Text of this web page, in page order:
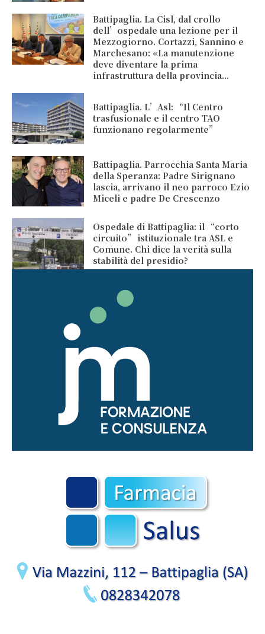
Battipaglia. La Cisl, dal crollo
dell’ospedale una lezione per il
Mezzogiorno. Cortazzi, Sannino e
Marchesano: «La manutenzione
deve diventare la prima
infrastruttura della provincia...
Battipaglia. L’Asl: “Il Centro
trasfusionale e il centro TAO
funzionano regolarmente”
Battipaglia. Parrocchia Santa Maria
della Speranza: Padre Sirignano
lascia, arrivano il neo parroco Ezio
Miceli e padre De Crescenzo
Ospedale di Battipaglia: il “corto
circuito” istituzionale tra ASL e
Comune. Chi dice la verità sulla
stabilità del presidio?